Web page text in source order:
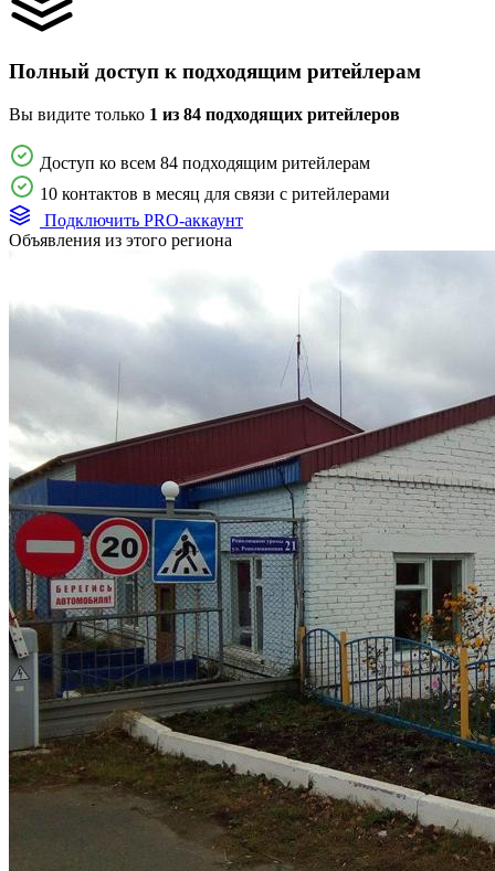
Полный доступ к подходящим ритейлерам
Вы видите только 1 из 84 подходящих ритейлеров
Доступ ко всем 84 подходящим ритейлерам
10 контактов в месяц для связи с ритейлерами
Подключить PRO-аккаунт
Объявления из этого региона